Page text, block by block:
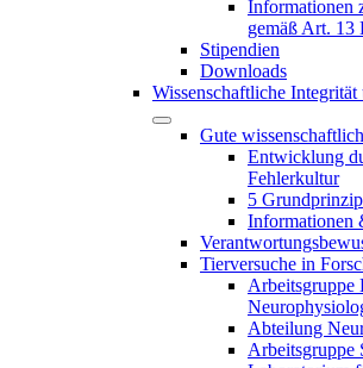
Informationen
gemäß Art.
Stipendien
Downloads
Wissenschaftliche
Gute
Entwicklung
Fehlerkultur
5
Informationen
Tierversuche in
Arbeitsgruppe
Abteilung
Arbeitsgruppe